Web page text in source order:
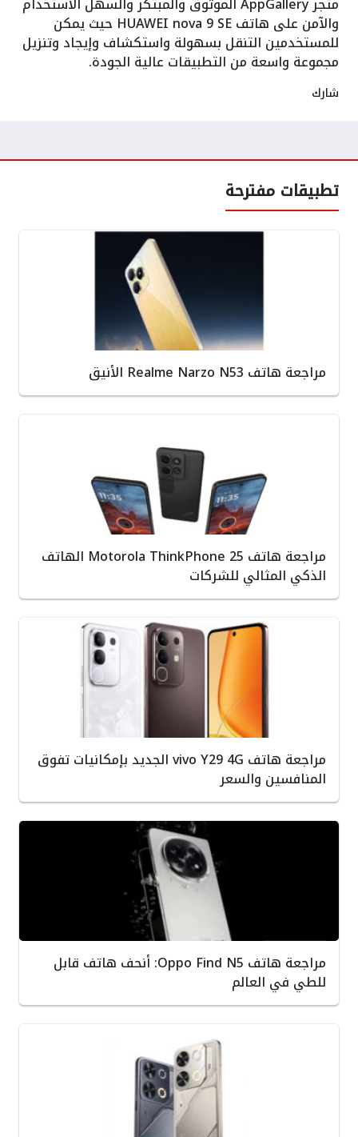
والآمن على هاتف HUAWEI nova 9 SE حيث يمكن
للمستخدمين التنقل بسهولة واستكشاف وإيجاد وتنزيل
مجموعة واسعة من التطبيقات عالية الجودة.
شارك
تطبيقات مفترحة
مراجعة هاتف Realme Narzo N53 الأنيق
مراجعة هاتف Motorola ThinkPhone 25 الهاتف
الذكي المثالي للشركات
مراجعة هاتف vivo Y29 4G الجديد بإمكانيات تفوق
المنافسين والسعر
مراجعة هاتف Oppo Find N5: أنحف هاتف قابل
للطي في العالم